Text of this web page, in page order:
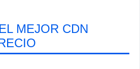
MEJOR CDN